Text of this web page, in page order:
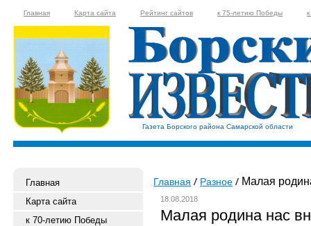
Главная Карта сайта Рейтинг сайтов к 75-летию Победы
Газета Борского района Самарской области
Главная
Карта сайта
к 70-летию Победы
Главная Разное Малая
18.08.2018
Малая родина нас